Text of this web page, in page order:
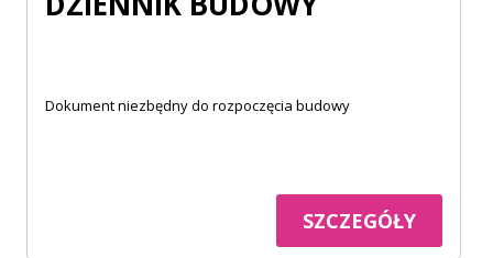
Dokument niezbędny do rozpoczęcia budowy
SZCZEGÓŁY